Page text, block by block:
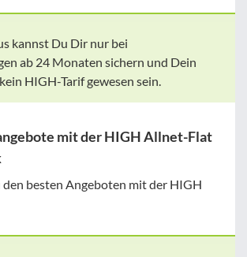
kannst Du Dir nur bei
ab 24 Monaten sichern und Dein
HIGH-Tarif gewesen sein.
mit der HIGH Allnet-Flat
den besten Angeboten mit der HIGH